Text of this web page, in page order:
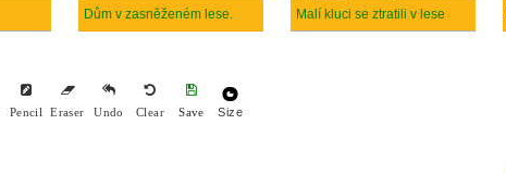
Dům v zasněženém lese. Malí kluci se ztratili v lese
Pencil Eraser Undo Clear Save Size